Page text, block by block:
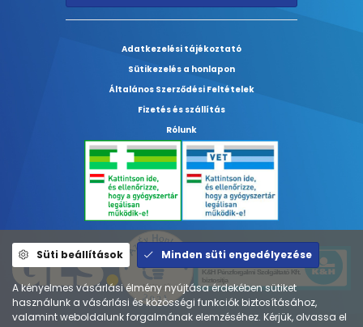
Adatkezelési tájékoztató
Sütikezelés a honlapon
Általános Szerződési Feltételek
Fizetés és szállítás
Rólunk
Süti beállítások Minden süti engedélyezése
A kényelmes vásárlási élmény nyújtása érdekében sütiket
használunk a vásárlási és közösségi funkciók biztosításához,
valamint weboldalunk forgalmának elemzéséhez. Kérjük, olvassa el